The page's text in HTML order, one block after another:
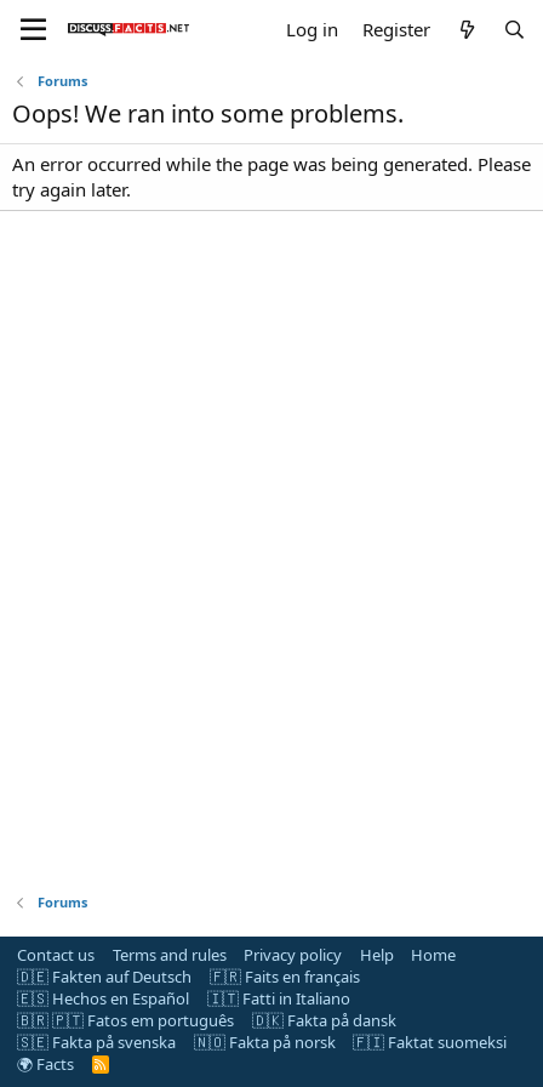
Log in Register
Forums
Oops! We ran into some problems.
An error occurred while the page was being generated. Please
try again later.
Forums
Contact us Terms and rules Privacy policy Help
Home
🇩🇪 Fakten auf Deutsch
🇫🇷 Faits en français
🇪🇸 Hechos en Español
🇮🇹 Fatti in Italiano
🇧🇷 🇵🇹 Fatos em português
🇩🇰 Fakta på dansk
🇸🇪 Fakta på svenska
🇳🇴 Fakta på norsk
🇫🇮 Faktat suomeksi
🌍 Facts
R